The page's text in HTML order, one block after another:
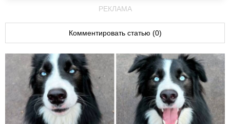
РЕКЛАМА
Комментировать статью (0)